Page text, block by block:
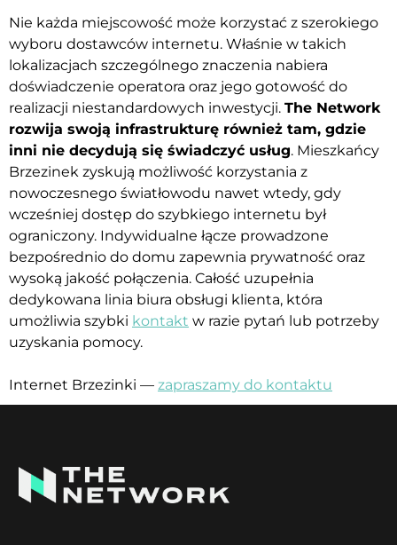
Nie każda miejscowość może korzystać z szerokiego
wyboru dostawców internetu. Właśnie w takich
lokalizacjach szczególnego znaczenia nabiera
doświadczenie operatora oraz jego gotowość do
realizacji niestandardowych inwestycji. The Network
rozwija swoją infrastrukturę również tam, gdzie
inni nie decydują się świadczyć usług. Mieszkańcy
Brzezinek zyskują możliwość korzystania z
nowoczesnego światłowodu nawet wtedy, gdy
wcześniej dostęp do szybkiego internetu był
ograniczony. Indywidualne łącze prowadzone
bezpośrednio do domu zapewnia prywatność oraz
wysoką jakość połączenia. Całość uzupełnia
dedykowana linia biura obsługi klienta, która
umożliwia szybki kontakt w razie pytań lub potrzeby
uzyskania pomocy.
Internet Brzezinki — zapraszamy do kontaktu